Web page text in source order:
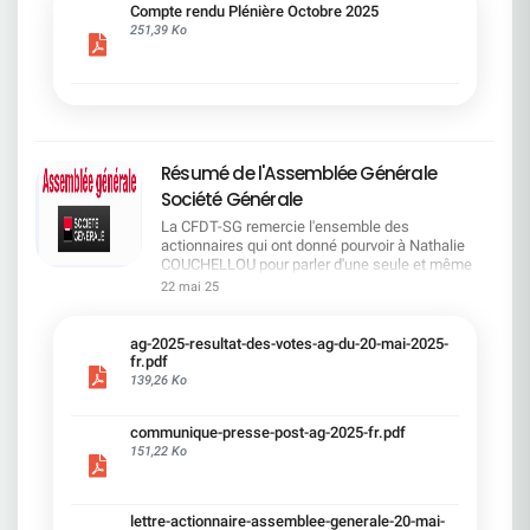
cadre du dialogue social.Bonne lecture !
Compte rendu Plénière Octobre 2025
251,39 Ko
Résumé de l'Assemblée Générale
Société Générale
La CFDT-SG remercie l'ensemble des
actionnaires qui ont donné pourvoir à Nathalie
COUCHELLOU pour parler d'une seule et même
voix.L'assemblée Générale s'est ouverte avec 4
souligné la forte amélioration en 2024 de tous les
facteurs financiers et le premier trimestre 2025
encourageant.Le Directeur Général, Slawomir
solide. Etre une banque simple et intégrée. Etre
une banque efficace. Etre une banque rentable. Le
22 mai 25
ag-2025-resultat-des-votes-ag-du-20-mai-2025-
fr.pdf
139,26 Ko
communique-presse-post-ag-2025-fr.pdf
151,22 Ko
lettre-actionnaire-assemblee-generale-20-mai-